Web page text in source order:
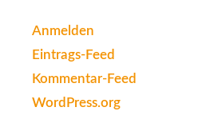
Anmelden
Eintrags-Feed
Kommentar-Feed
WordPress.org